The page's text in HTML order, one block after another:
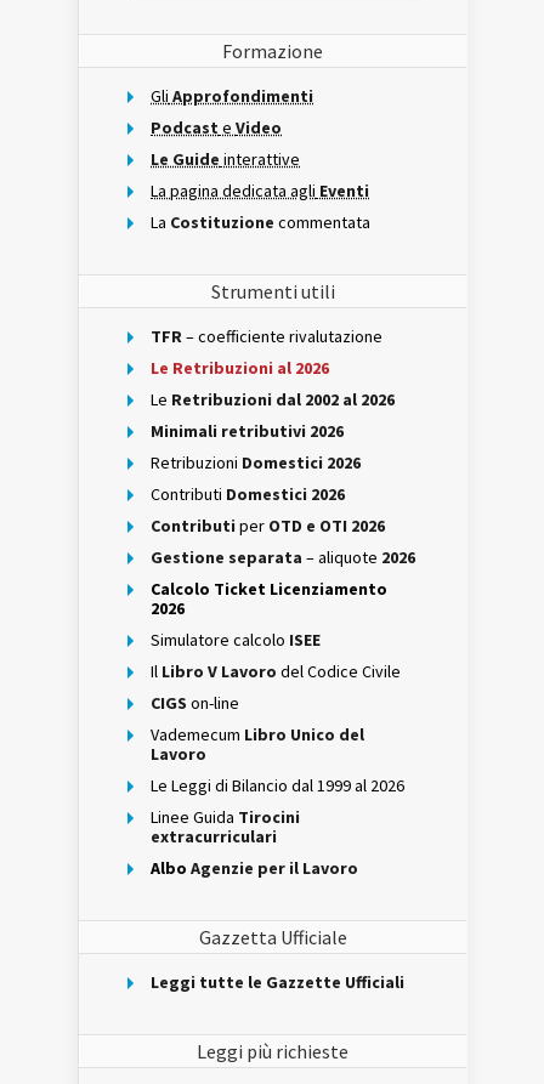
Formazione
Gli Approfondimenti
Podcast e Video
Le Guide interattive
La pagina dedicata agli Eventi
La Costituzione commentata
Strumenti utili
TFR– coefficiente rivalutazione
Le Retribuzioni al 2026
Le Retribuzioni dal 2002 al 2026
Minimali retributivi 2026
Retribuzioni Domestici 2026
Contributi Domestici 2026
Contributi per OTD e OTI 2026
Gestione separata – aliquote 2026
Calcolo Ticket Licenziamento
2026
Simulatore calcolo ISEE
Il Libro V Lavoro del Codice Civile
CIGS on-line
Vademecum Libro Unico del
Lavoro
Le Leggi di Bilancio dal 1999 al 2026
Linee Guida Tirocini
extracurriculari
Albo Agenzie per il Lavoro
Gazzetta Ufficiale
Leggi tutte le Gazzette Ufficiali
Leggi più richieste